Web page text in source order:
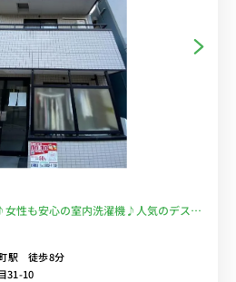
性も安心の室内洗濯機♪人気のデスク
Fi格安レンタル中！
駅 徒歩8分
31-10